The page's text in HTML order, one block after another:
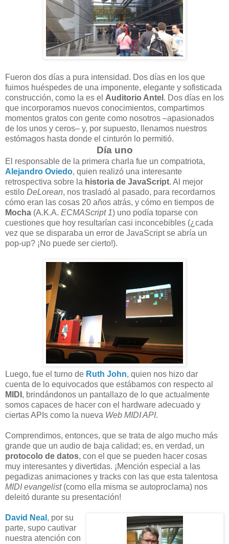
Fueron dos días a pura intensidad. Dos días en los que
fuimos huéspedes de una imponente, elegante y sofisticada
construcción, como la es el Auditorio Antel . Dos días en los
que incorporamos nuevos conocimientos, compartimos
momentos gratos con gente como nosotros –apasionados
de los unos y ceros– y, por supuesto, llenamos nuestros
estómagos hasta donde el cinturón lo permitió.
Día uno
El responsable de la primera charla fue un compatriota,
Alejandro Oviedo, quien realizó una interesante
retrospectiva sobre la historia de JavaScript. Al mejor
estilo DeLorean, nos trasladó al pasado, para recordarnos
cómo eran las cosas 20 años atrás, y cómo en tiempos de
Mocha (A.K.A. ECMAScript 1) uno podía toparse con
cuestiones que hoy resultarían casi inconcebibles (¿cada
vez que se disparaba un error de JavaScript se abría un
pop-up? ¡No puede ser cierto!).
Luego, fue el turno de Ruth John, quien nos hizo dar
cuenta de lo equivocados que estábamos con respecto al
MIDI , brindándonos un pantallazo de lo que actualmente
somos capaces de hacer con el hardware adecuado y
ciertas APIs como la nueva Web MIDI API.
Comprendimos, entonces, que se trata de algo mucho más
grande que un audio de baja calidad; es, en verdad, un
protocolo de datos, con el que se pueden hacer cosas
muy interesantes y divertidas. ¡Mención especial a las
pegadizas animaciones y tracks con las que esta talentosa
MIDI evangelist(como ella misma se autoproclama) nos
deleitó durante su presentación!
David Neal , por su
parte, supo cautivar
nuestra atención con